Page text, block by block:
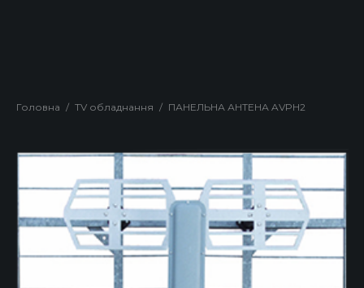
Головна / TV обладнання / ПАНЕЛЬНА АНТЕНА AVPH2